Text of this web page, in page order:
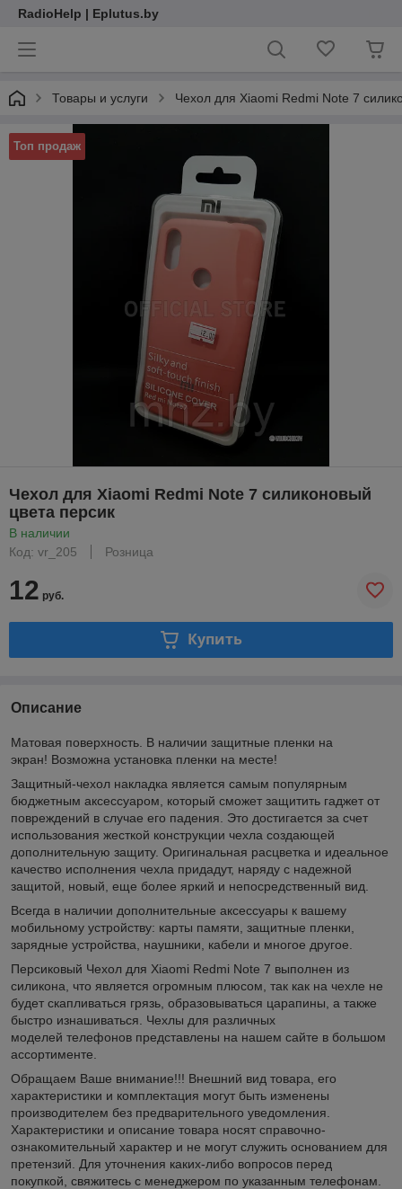
RadioHelp | Eplutus.by
Товары и услуги Чехол для Xiaomi Redmi Note 7
Топ продаж
Чехол для Xiaomi Redmi Note 7 силиконовый
цвета персик
В наличии
Код: vr_205
Розница
12 руб.
Купить
Описание
Матовая поверхность. В наличии защитные пленки на
экран! Возможна установка пленки на месте!
Защитный-чехол накладка является самым популярным
бюджетным аксессуаром, который сможет защитить гаджет от
повреждений в случае его падения. Это достигается за счет
использования жесткой конструкции чехла создающей
дополнительную защиту. Оригинальная расцветка и идеальное
качество исполнения чехла придадут, наряду с надежной
защитой, новый, еще более яркий и непосредственный вид.
Всегда в наличии дополнительные аксессуары к вашему
мобильному устройству: карты памяти, защитные пленки,
зарядные устройства, наушники, кабели и многое другое.
Персиковый Чехол для Xiaomi Redmi Note 7 выполнен из
силикона, что является огромным плюсом, так как на чехле не
будет скапливаться грязь, образовываться царапины, а также
быстро изнашиваться. Чехлы для различных
моделей телефонов представлены на нашем сайте в большом
ассортименте.
Обращаем Ваше внимание!!! Внешний вид товара, его
характеристики и комплектация могут быть изменены
производителем без предварительного уведомления.
Характеристики и описание товара носят справочно-
ознакомительный характер и не могут служить основанием для
претензий. Для уточнения каких-либо вопросов перед
покупкой, свяжитесь с менеджером по указанным телефонам.